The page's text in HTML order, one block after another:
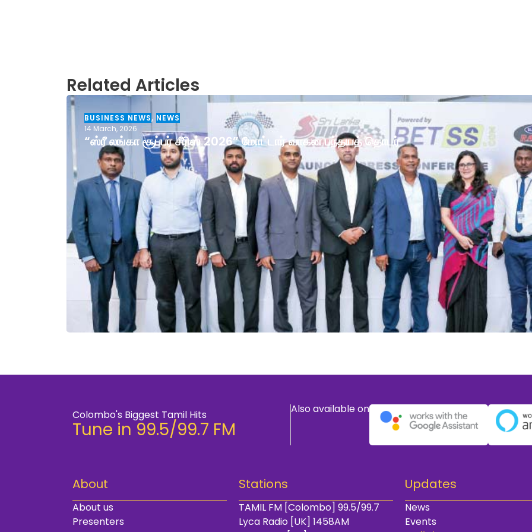
Related Articles
BUSINESS NEWS, NEWS
14 March, 2026
“ஸ்ரீ லங்கா சூப்பர் சீரிஸ் 2026” மோட்டார் வாகன பந்தயத் தொடர்
Colombo's Biggest Tamil Hits
Tune in 99.5/99.7 FM
Also available on
About
About us
Presenters
Stations
TAMIL FM [Colombo] 99.5/99.7
Lyca Radio [UK] 1458AM
Updates
News
Events